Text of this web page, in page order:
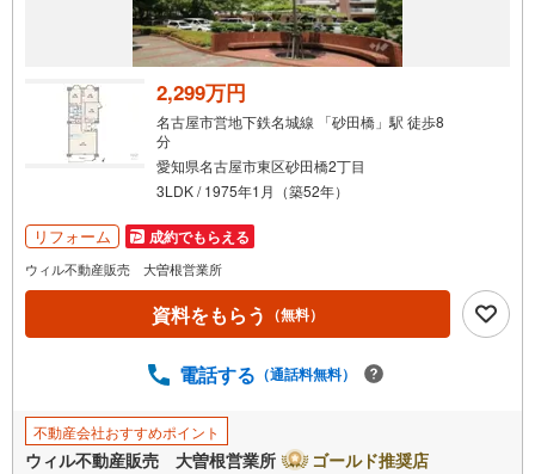
イ
ペ
ー
す
る
2,299万円
名古屋市営地下鉄名城線 「砂田橋」駅 徒歩8
分
愛知県名古屋市東区砂田橋2丁目
3LDK / 1975年1月（築52年）
リフォーム 成約でもらえる
ウィル不動産販売 大曽根営業所
資料をもらう （無料）
電話する （通話料無料）
不動産会社おすすめポイント
ウィル不動産販売 大曽根営業所 ゴールド推奨店